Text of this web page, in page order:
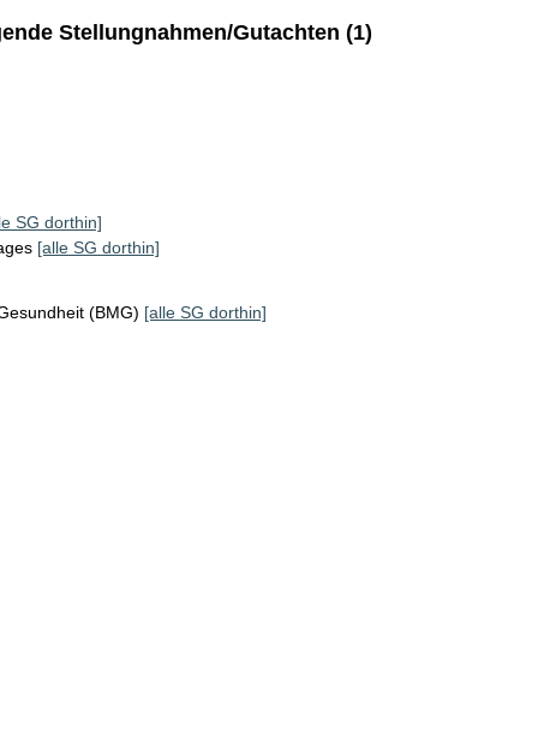
Stellungnahmen/Gutachten (1)
SG dorthin]
[alle SG dorthin]
(BMG) [alle SG dorthin]